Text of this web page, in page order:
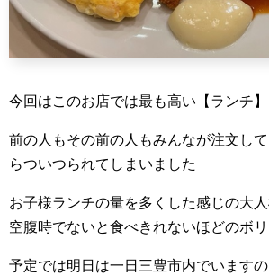
今回はこのお店では最も高い【ランチ
前の人もその前の人もみんなが注文し
らついつられてしまいました
お子様ランチの量を多くした感じの大
空腹時でないと食べきれないほどのボ
予定では明日は一日三豊市内でいます